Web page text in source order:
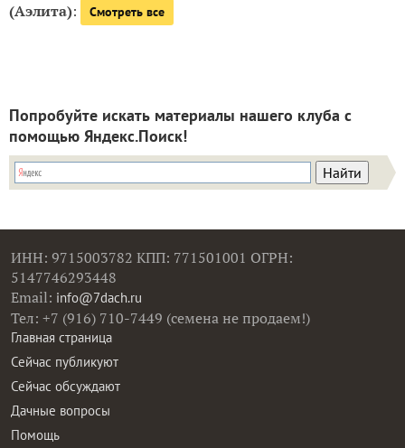
(Аэлита): Смотреть все
Попробуйте искать материалы нашего клуба с
помощью Яндекс.Поиск!
ИНН: 9715003782 КПП: 771501001 ОГРН:
5147746293448
Email: info@7dach.ru
Тел: +7 (916) 710-7449 (семена не продаем!)
Главная страница
Сейчас публикуют
Сейчас обсуждают
Дачные вопросы
Помощь